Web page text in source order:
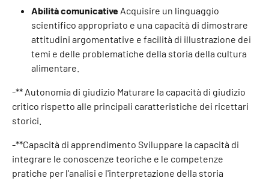
Abilità comunicative Acquisire un linguaggio
scientifico appropriato e una capacità di dimostrare
attitudini argomentative e facilità di illustrazione dei
temi e delle problematiche della storia della cultura
alimentare.
-** Autonomia di giudizio Maturare la capacità di giudizio
critico rispetto alle principali caratteristiche dei ricettari
storici.
-**Capacità di apprendimento Sviluppare la capacità di
integrare le conoscenze teoriche e le competenze
pratiche per l'analisi e l'interpretazione della storia